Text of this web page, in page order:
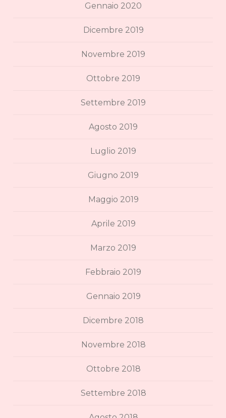
Gennaio 2020
Dicembre 2019
Novembre 2019
Ottobre 2019
Settembre 2019
Agosto 2019
Luglio 2019
Giugno 2019
Maggio 2019
Aprile 2019
Marzo 2019
Febbraio 2019
Gennaio 2019
Dicembre 2018
Novembre 2018
Ottobre 2018
Settembre 2018